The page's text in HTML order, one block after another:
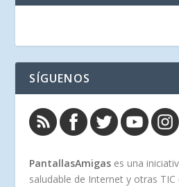
SÍGUENOS
PantallasAmigas es una
saludable de Internet y otras TIC